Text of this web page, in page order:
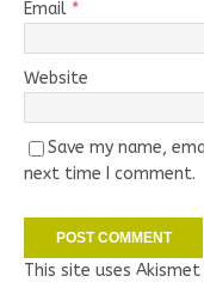
Email *
Website
Save my name,
next time I comment.
This site uses